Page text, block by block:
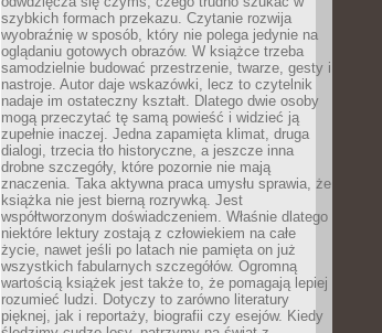
szybkich formach przekazu. Czytanie rozwija
wyobraźnię w sposób, który nie polega jedynie na
oglądaniu gotowych obrazów. W książce trzeba
samodzielnie budować przestrzenie, twarze, gesty i
nastroje. Autor daje wskazówki, lecz to czytelnik
nadaje im ostateczny kształt. Dlatego dwie osoby
mogą przeczytać tę samą powieść i widzieć ją
zupełnie inaczej. Jedna zapamięta klimat, druga
dialogi, trzecia tło historyczne, a jeszcze inna
drobne szczegóły, które pozornie nie mają
znaczenia. Taka aktywna praca umysłu sprawia, że
książka nie jest bierną rozrywką. Jest
współtworzonym doświadczeniem. Właśnie dlatego
niektóre lektury zostają z człowiekiem na całe
życie, nawet jeśli po latach nie pamięta on już
wszystkich fabularnych szczegółów. Ogromną
wartością książek jest także to, że pomagają lepiej
rozumieć ludzi. Dotyczy to zarówno literatury
pięknej, jak i reportaży, biografii czy esejów. Kiedy